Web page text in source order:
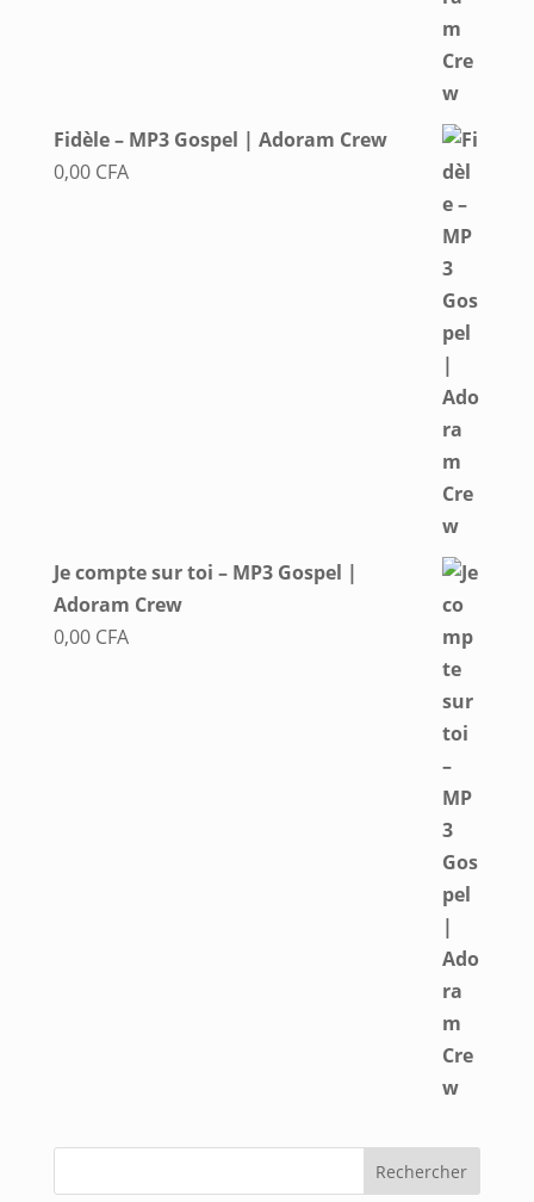
Fidèle – MP3 Gospel | Adoram Crew
0,00 CFA
Je compte sur toi – MP3 Gospel |
Adoram Crew
0,00 CFA